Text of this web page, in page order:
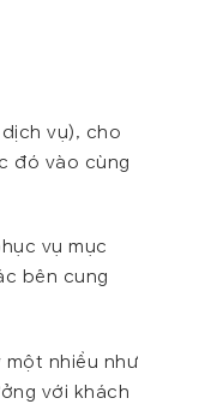
vụ), cho
đó vào cùng
vụ mục
bên cung
một nhiều như
với khách